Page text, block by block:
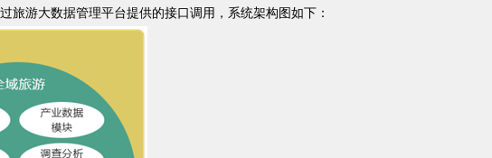
游大数据管理平台提供的接口调用，系统架构图如下：